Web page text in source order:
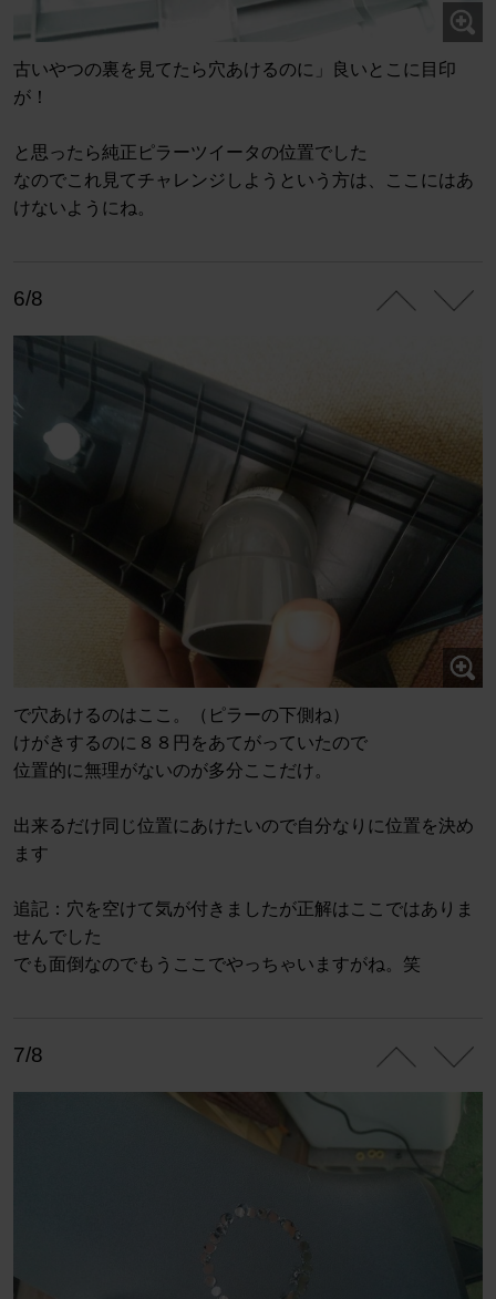
古いやつの裏を見てたら穴あけるのに」良いとこに目印
が！
と思ったら純正ピラーツイータの位置でした
なのでこれ見てチャレンジしようという方は、ここにはあ
けないようにね。
6/8
で穴あけるのはここ。（ピラーの下側ね）
けがきするのに８８円をあてがっていたので
位置的に無理がないのが多分ここだけ。
出来るだけ同じ位置にあけたいので自分なりに位置を決め
ます
追記：穴を空けて気が付きましたが正解はここではありま
せんでした
でも面倒なのでもうここでやっちゃいますがね。笑
7/8